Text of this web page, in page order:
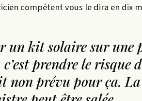
compétent vous le dira en dix
un kit solaire sur une
prendre le risque
non prévu pour ça.